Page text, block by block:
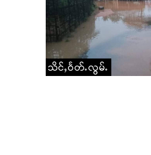
သိင်ႇဝႅတ်ႉလွမ်ႉ